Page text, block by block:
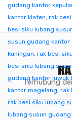
gudang kantor
kantor klaten, rak
besi siku lubang
susun gudang kantor
kuningan, rak besi
besi siku lubang
gudang kantor luwuk
kantor magelang, rak
rak besi siku lubang
lubang susun
Terhubung